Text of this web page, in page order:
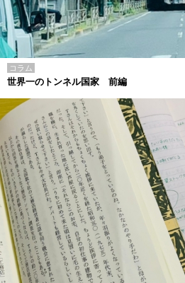
コラム
世界一のトンネル国家 前編